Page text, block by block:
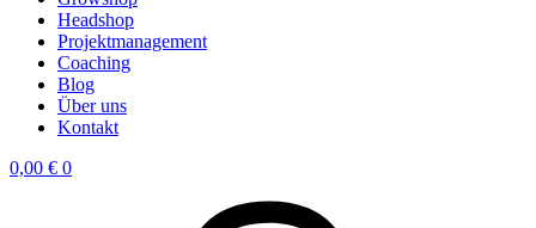
Headshop
Projektmanagement
Coaching
Blog
Über uns
Kontakt
0,00 € 0